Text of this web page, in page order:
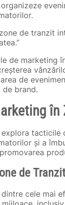
de tranzit
de marketing
de
brand.
în
tacticile
și a
de
cele mai